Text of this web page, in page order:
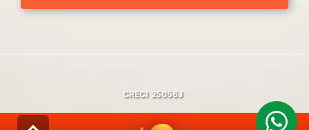
CRECI 25056J